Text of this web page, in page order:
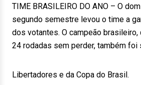
TIME BRASILEIRO DO ANO – O
segundo semestre levou o time a
dos votantes. O campeão
24 rodadas sem perder, também foi
Libertadores e da Copa do Brasil.